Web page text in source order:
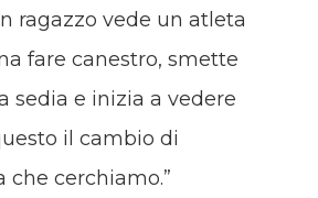
ragazzo vede un atleta
fare canestro, smette
sedia e inizia a vedere
il cambio di
che cerchiamo.”